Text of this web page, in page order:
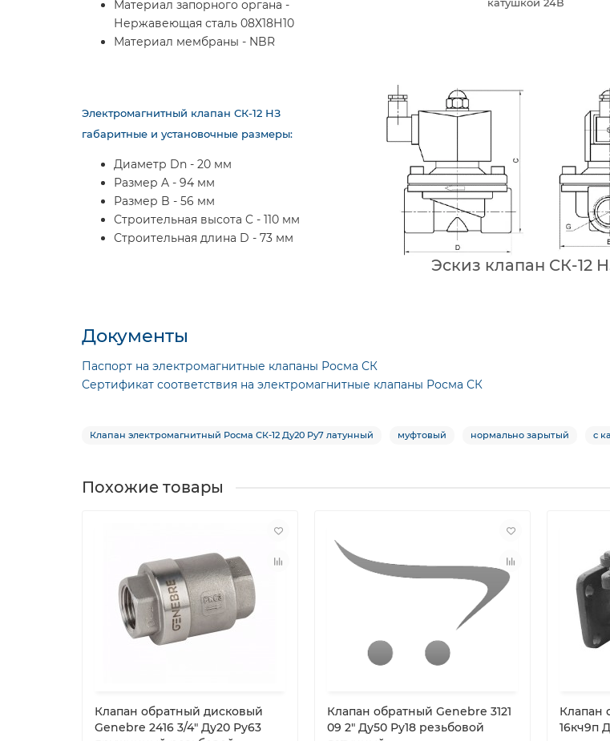
Материал запорного органа -
Нержавеющая сталь 08Х18Н10
Материал мембраны - NBR
катушкой 24В
Электромагнитный клапан СК-12 НЗ
габаритные и установочные размеры:
Диаметр Dn - 20 мм
Размер A - 94 мм
Размер B - 56 мм
Строительная высота C - 110 мм
Строительная длина D - 73 мм
Эскиз клапан СК-12
Документы
Паспорт на электромагнитные клапаны Росма СК
Сертификат соответствия на электромагнитные клапаны Росма СК
Клапан электромагнитный Росма СК-12 Ду20 Ру7 латунный муфтовый нормально зарытый с
Похожие товары
Клапан обратный дисковый
Genebre 2416 3/4″ Ду20 Ру63
Клапан обратный Genebre 3121
09 2″ Ду50 Ру18 резьбовой
Клапан
16кч9п